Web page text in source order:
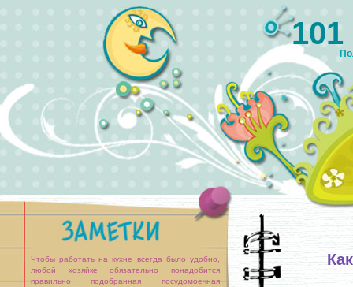
Чтобы работать на кухне всегда было удобно,
любой хозяйке обязательно понадобится
правильно подобранная посудомоечная